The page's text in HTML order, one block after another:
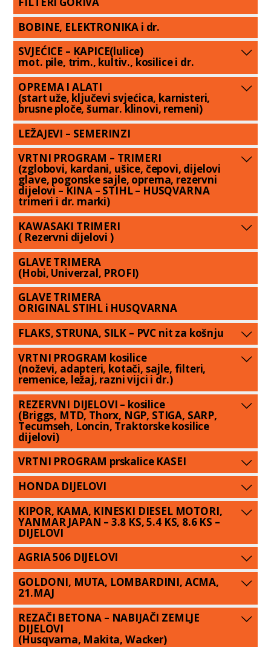
BOBINE, ELEKTRONIKA i dr.
SVJEĆICE – KAPICE(lulice)
mot. pile, trim., kultiv., kosilice i dr.
OPREMA I ALATI
(start uže, ključevi svjećica, karnisteri,
brusne ploče, šumar. klinovi, remeni)
LEŽAJEVI – SEMERINZI
VRTNI PROGRAM – TRIMERI
(zglobovi, kardani, ušice, čepovi, dijelovi
glave, pogonske sajle, oprema, rezervni
dijelovi – KINA – STIHL – HUSQVARNA
trimeri i dr. marki)
KAWASAKI TRIMERI
( Rezervni dijelovi )
GLAVE TRIMERA
(Hobi, Univerzal, PROFI)
GLAVE TRIMERA
ORIGINAL STIHL i HUSQVARNA
FLAKS, STRUNA, SILK – PVC nit za košnju
VRTNI PROGRAM kosilice
(noževi, adapteri, kotači, sajle, filteri,
remenice, ležaj, razni vijci i dr.)
REZERVNI DIJELOVI – kosilice
(Briggs, MTD, Thorx, NGP, STIGA, SARP,
Tecumseh, Loncin, Traktorske kosilice
dijelovi)
VRTNI PROGRAM prskalice KASEI
HONDA DIJELOVI
KIPOR, KAMA, KINESKI DIESEL MOTORI,
YANMAR JAPAN – 3.8 KS, 5.4 KS, 8.6 KS –
DIJELOVI
AGRIA 506 DIJELOVI
GOLDONI, MUTA, LOMBARDINI, ACMA,
21.MAJ
REZAČI BETONA – NABIJAČI ZEMLJE
DIJELOVI
(Husqvarna, Makita, Wacker)